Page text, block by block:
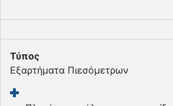
Τύπος
Εξαρτήματα Πιεσόμετρων